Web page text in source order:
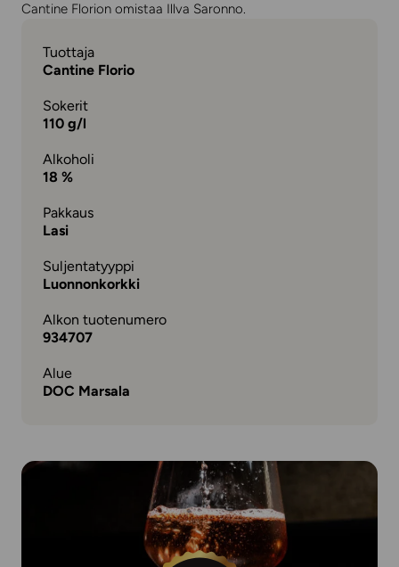
Cantine Florion omistaa Illva Saronno.
Tuottaja
Cantine Florio
Sokerit
110 g/l
Alkoholi
18 %
Pakkaus
Lasi
Suljentatyyppi
Luonnonkorkki
Alkon tuotenumero
934707
Alue
DOC Marsala